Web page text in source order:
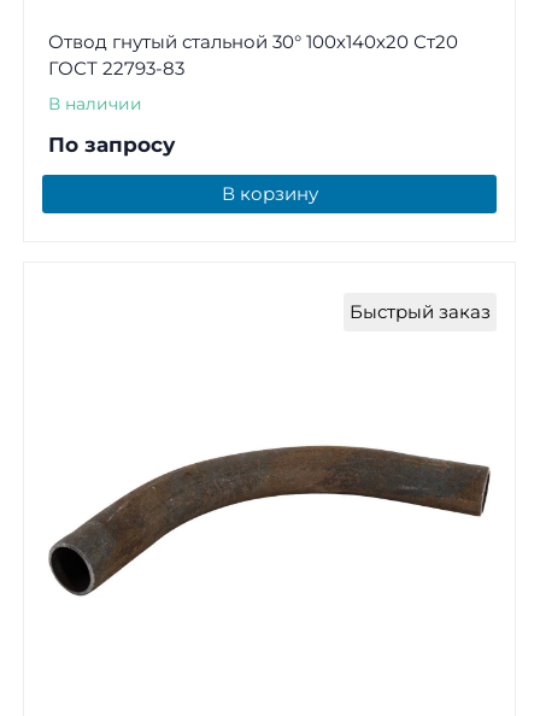
Отвод гнутый стальной 30° 100х140х20 Ст20
ГОСТ 22793-83
В наличии
По запросу
В корзину
Быстрый заказ